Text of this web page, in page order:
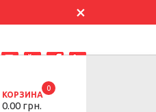
КОРЗИНА
0
0.00 грн.